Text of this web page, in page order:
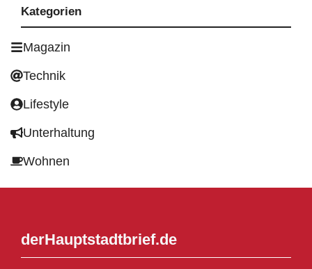
Kategorien
Magazin
Technik
Lifestyle
Unterhaltung
Wohnen
derHauptstadtbrief.de